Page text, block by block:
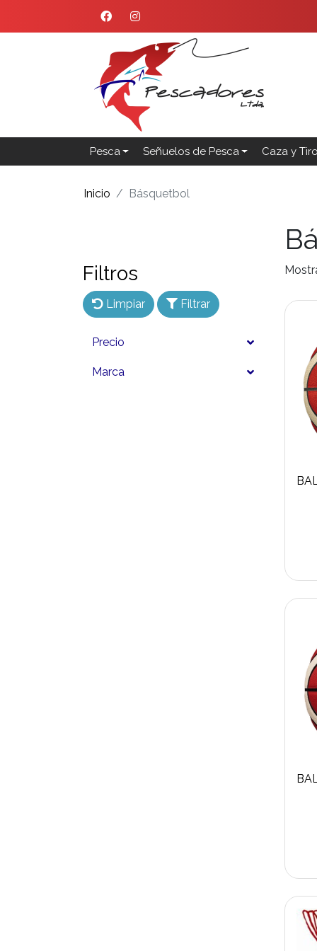
Pesca Señuelos de Pesca Caza y
Inicio Básquetbol
Filtros
Limpiar Filtrar
Precio
Marca